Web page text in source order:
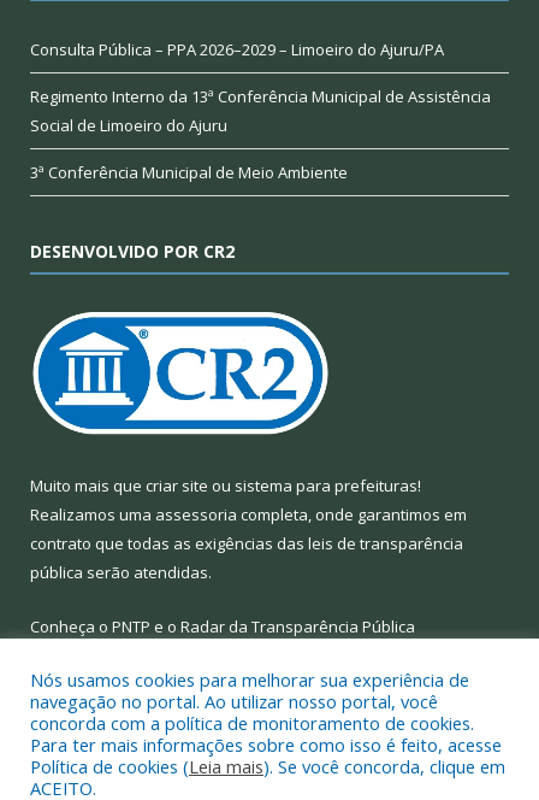
Consulta Pública – PPA 2026–2029 – Limoeiro do Ajuru/PA
Regimento Interno da 13ª Conferência Municipal de Assistência
Social de Limoeiro do Ajuru
3ª Conferência Municipal de Meio Ambiente
DESENVOLVIDO POR CR2
Muito mais que criar site ou sistema para prefeituras!
Realizamos uma assessoria completa, onde garantimos em
contrato que todas as exigências das leis de transparência
pública serão atendidas.
Conheça o PNTP e o Radar da Transparência Pública
Todos os direitos reservados a Prefeitura Municipal de Limoeiro
do Ajuru.
Nós usamos cookies para melhorar sua experiência de
navegação no portal. Ao utilizar nosso portal, você
concorda com a política de monitoramento de cookies.
Para ter mais informações sobre como isso é feito, acesse
Política de cookies (Leia mais). Se você concorda, clique em
ACEITO.